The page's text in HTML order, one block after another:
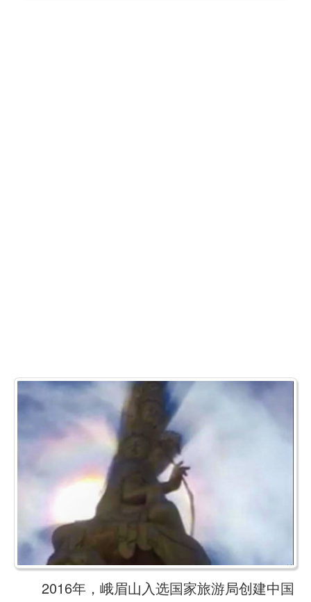
2016年，峨眉山入选国家旅游局创建中国